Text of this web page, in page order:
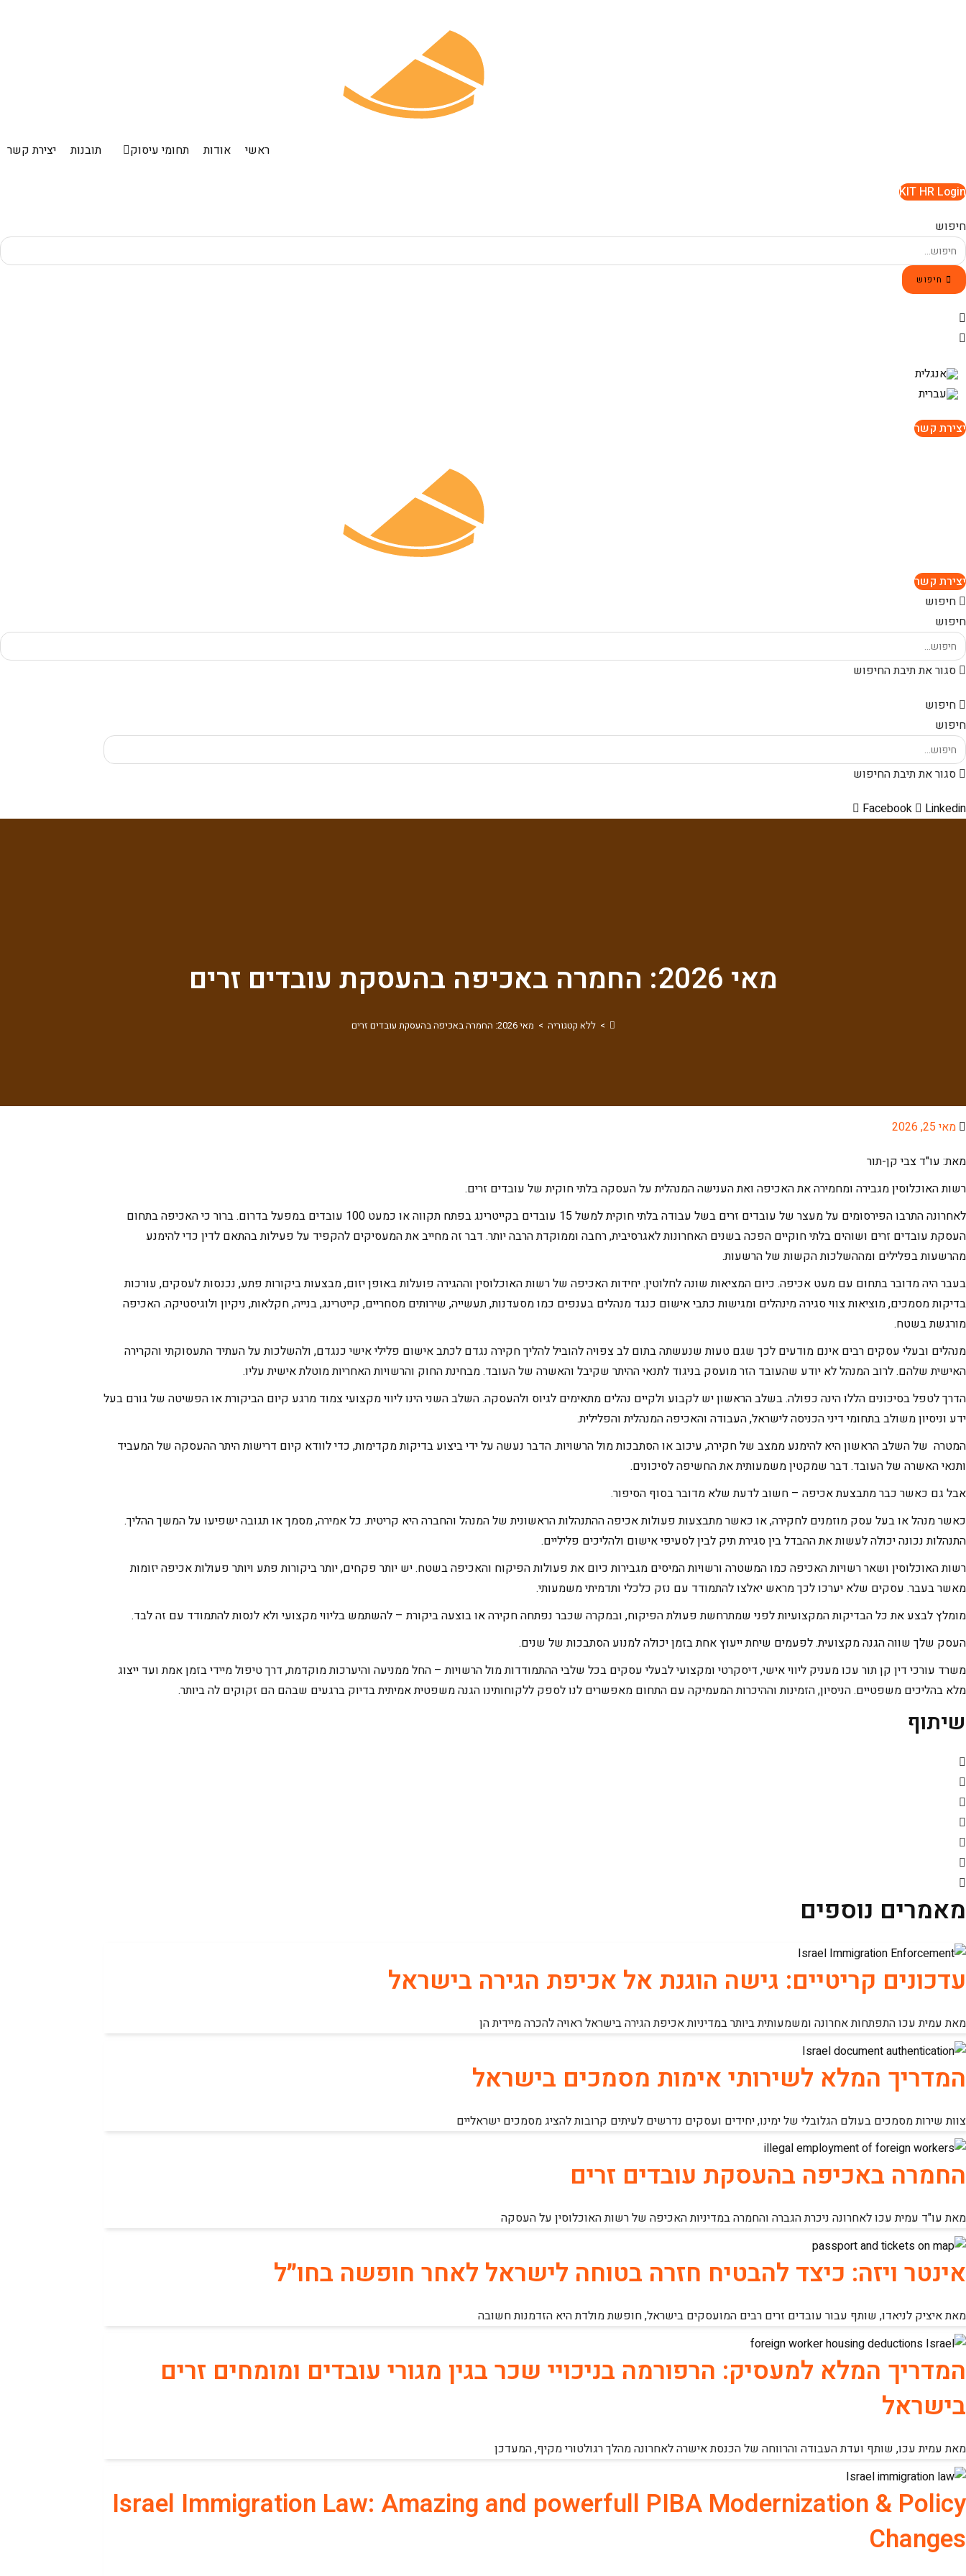
ראשי אודות תחומי עיסוק תובנות יצירת קשר
KIT HR Login
חיפוש
חיפוש
יצירת קשר
יצירת קשר
חיפוש
חיפוש
סגור את תיבת החיפוש
חיפוש
חיפוש
סגור את תיבת החיפוש
Facebook
Linkedin
מאי 2026: החמרה באכיפה בהעסקת עובדים זרים
> ללא קטגוריה > מאי 2026: החמרה באכיפה בהעסקת עובדים זרים
מאי 25, 2026
מאת: עו"ד צבי קן-תור
רשות האוכלוסיןמגבירה ומחמירה את האכיפה ואת הענישה המנהלית על העסקה בלתי חוקית של עובדים זרים.
לאחרונה התרבו הפירסומים על מעצר של עובדים זרים בשל עבודה בלתי חוקית למשל 15 עובדים בקייטרינג בפתח תקווה או כמעט 100 עובדים במפעל בדרום. ברור כי האכיפה בתחום
העסקת עובדים זרים ושוהים בלתי חוקיים הפכה בשנים האחרונות לאגרסיבית, רחבה וממוקדת הרבה יותר. דבר זה מחייב את המעסיקים להקפיד על פעילות בהתאם לדין כדי להימנע
מהרשעות בפלילים ומההשלכות הקשות של הרשעות.
בעבר היה מדובר בתחום עם מעט אכיפה. כיום המציאות שונה לחלוטין. יחידות האכיפה של רשות האוכלוסין וההגירה פועלות באופן יזום, מבצעות ביקורות פתע, נכנסות לעסקים, עורכות
בדיקות מסמכים, מוציאות צווי סגירה מינהלים ומגישות כתבי אישום כנגד מנהלים בענפים כמו מסעדנות, תעשייה, שירותים מסחריים, קייטרינג, בנייה, חקלאות, ניקיון ולוגיסטיקה. האכיפה
מורגשת בשטח.
מנהלים ובעלי עסקים רבים אינם מודעים לכך שגם טעות שנעשתה בתום לב צפויה להוביל להליך חקירה נגדם לכתב אישום פלילי אישי כנגדם, ולהשלכות על העתיד התעסוקתי והקרירה
האישית שלהם. לרוב המנהל לא יודע שהעובד הזר מועסק בניגוד לתנאי ההיתר שקיבל והאשרה של העובד. מבחינת החוק והרשויות האחריות מוטלת אישית עליו.
הדרך לטפל בסיכונים הללו הינה כפולה. בשלב הראשון יש לקבוע ולקיים נהלים מתאימים לגיוס ולהעסקה. השלב השני הינו ליווי מקצועי צמוד מרגע קיום הביקורת או הפשיטה של גורם בעל
ידע וניסיון משולב בתחומי דיני הכניסה לישראל, העבודה והאכיפה המנהלית והפלילית.
המטרה של השלב הראשון היא להימנע ממצב של חקירה, עיכוב או הסתבכות מול הרשויות. הדבר נעשה על ידי ביצוע בדיקות מקדימות, כדי לוודא קיום דרישות היתר ההעסקה של המעביד
ותנאי האשרה של העובד. דבר שמקטין משמעותית את החשיפה לסיכונים.
אבל גם כאשר כבר מתבצעת אכיפה – חשוב לדעת שלא מדובר בסוף הסיפור.
כאשר מנהל או בעל עסק מוזמנים לחקירה, או כאשר מתבצעות פעולות אכיפה ההתנהלות הראשונית של המנהל והחברה היא קריטית. כל אמירה, מסמך או תגובה ישפיעו על המשך ההליך.
התנהלות נכונה יכולה לעשות את ההבדל בין סגירת תיק לבין לסעיפי אישום ולהליכים פליליים.
רשות האוכלוסין ושאר רשויות האכיפה כמו המשטרה ורשויות המיסים מגבירות כיום את פעולות הפיקוח והאכיפה בשטח. יש יותר פקחים, יותר ביקורות פתע ויותר פעולות אכיפה יזומות
מאשר בעבר. עסקים שלא יערכו לכך מראש יאלצו להתמודד עם נזק כלכלי ותדמיתי משמעותי.
מומלץ לבצע את כל הבדיקות המקצועיות לפני שמתרחשת פעולת הפיקוח, ובמקרה שכבר נפתחה חקירה או בוצעה ביקורת – להשתמש בליווי מקצועי ולא לנסות להתמודד עם זה לבד.
העסק שלך שווה הגנה מקצועית. לפעמים שיחת ייעוץ אחת בזמן יכולה למנוע הסתבכות של שנים.
משרד עורכי דין קן תור עכו מעניק ליווי אישי, דיסקרטי ומקצועי לבעלי עסקים בכל שלבי ההתמודדות מול הרשויות – החל ממניעה והיערכות מוקדמת, דרך טיפול מיידי בזמן אמת ועד ייצוג
מלא בהליכים משפטיים. הניסיון, הזמינות וההיכרות המעמיקה עם התחום מאפשרים לנו לספק ללקוחותינו הגנה משפטית אמיתית בדיוק ברגעים שבהם הם זקוקים לה ביותר.
שיתוף
מאמרים נוספים
עדכונים קריטיים: גישה הוגנת אל אכיפת הגירה בישראל
מאת עמית עכו התפתחות אחרונה ומשמעותית ביותר במדיניות אכיפת הגירה בישראל ראויה להכרה מיידית הן
המדריך המלא לשירותי אימות מסמכים בישראל
צוות שירות מסמכים בעולם הגלובלי של ימינו, יחידים ועסקים נדרשים לעיתים קרובות להציג מסמכים ישראליים
החמרה באכיפה בהעסקת עובדים זרים
מאת עו"ד עמית עכו לאחרונה ניכרת הגברה והחמרה במדיניות האכיפה של רשות האוכלוסין על העסקה
אינטר ויזה: כיצד להבטיח חזרה בטוחה לישראל לאחר חופשה בחו״ל
מאת איציק לניאדו, שותף עבור עובדים זרים רבים המועסקים בישראל, חופשת מולדת היא הזדמנות חשובה
המדריך המלא למעסיק: הרפורמה בניכויי שכר בגין מגורי עובדים ומומחים זרים
בישראל
מאת עמית עכו, שותף ועדת העבודה והרווחה של הכנסת אישרה לאחרונה מהלך רגולטורי מקיף, המעדכן
Israel Immigration Law: Amazing and powerfull PIBA Modernization & Policy
Changes